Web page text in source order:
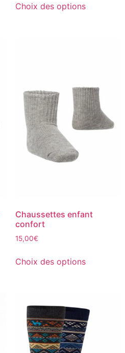
Choix des options
Chaussettes enfant
confort
15,00€
Choix des options